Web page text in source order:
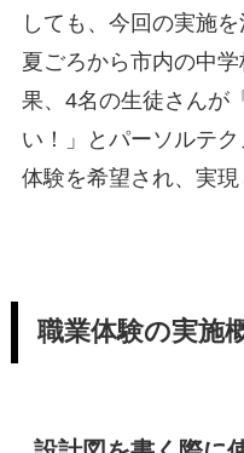
しても、今回の実施を
夏ごろから市内の中
果、4名の生徒さんが
い！」とパーソルテ
体験を希望され、実現
職業体験の実施